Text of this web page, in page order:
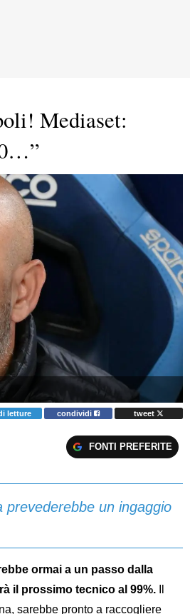
Mediaset:
letture condividi tweet
FONTI PREFERITE
prevederebbe un ingaggio
ormai a un passo dalla
il prossimo tecnico al 99%.
sarebbe pronto a raccogliere